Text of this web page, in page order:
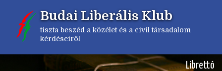
tartalomra
Budai Liberális Klub
tiszta beszéd a közélet és a civil társadalom
kérdéseiről
Librettó